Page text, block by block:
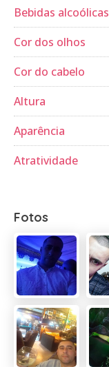
Bebidas alcoólicas
Cor dos olhos
Cor do cabelo
Altura
Aparência
Atratividade
Fotos